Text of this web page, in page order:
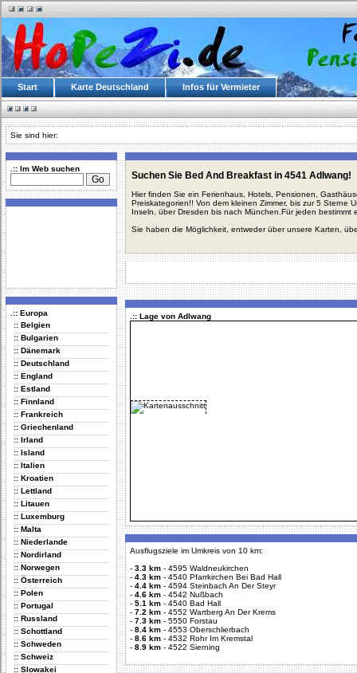
Start Karte Deutschland Infos für Vermieter
Sie sind hier:
.:: Im Web suchen
.:: Europa
:: Belgien
:: Bulgarien
:: Dänemark
:: Deutschland
:: England
:: Estland
:: Finnland
:: Frankreich
:: Griechenland
:: Irland
:: Island
:: Italien
:: Kroatien
:: Lettland
:: Litauen
:: Luxemburg
:: Malta
:: Niederlande
:: Nordirland
:: Norwegen
:: Österreich
:: Polen
:: Portugal
:: Russland
:: Schottland
:: Schweden
:: Schweiz
:: Slowakei
Suchen Sie Bed And Breakfast in 4541 Adlwang!
Hier finden Sie ein Ferienhaus, Hotels, Pensionen,
Preiskategorien!! Von dem kleinen Zimmer, bis zur 5 Sterne
Inseln, über Dresden bis nach München.Für jeden bestimmt
Sie haben die Möglichkeit, entweder über unsere Karten,
.:: Lage von Adlwang
Ausflugsziele im Umkreis von 10 km:
- 3.3 km - 4595 Waldneukirchen
- 4.3 km - 4540 Pfarrkirchen Bei Bad Hall
- 4.4 km - 4594 Steinbach An Der Steyr
- 4.6 km - 4542 Nußbach
- 5.1 km - 4540 Bad Hall
- 7.2 km - 4552 Wartberg An Der Krems
- 7.3 km - 5550 Forstau
- 8.4 km - 4553 Oberschlierbach
- 8.6 km - 4532 Rohr Im Kremstal
- 8.9 km - 4522 Sierning